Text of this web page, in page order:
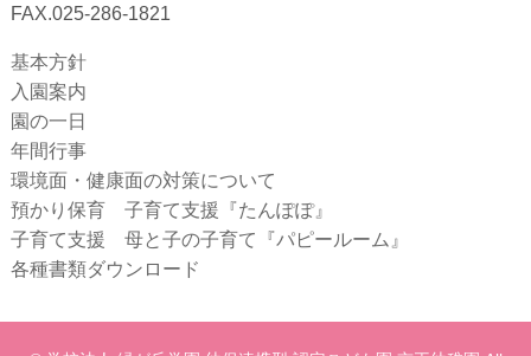
FAX.025-286-1821
基本方針
入園案内
園の一日
年間行事
環境面・健康面の対策について
預かり保育 子育て支援『たんぽぽ』
子育て支援 母と子の子育て『パピールーム』
各種書類ダウンロード